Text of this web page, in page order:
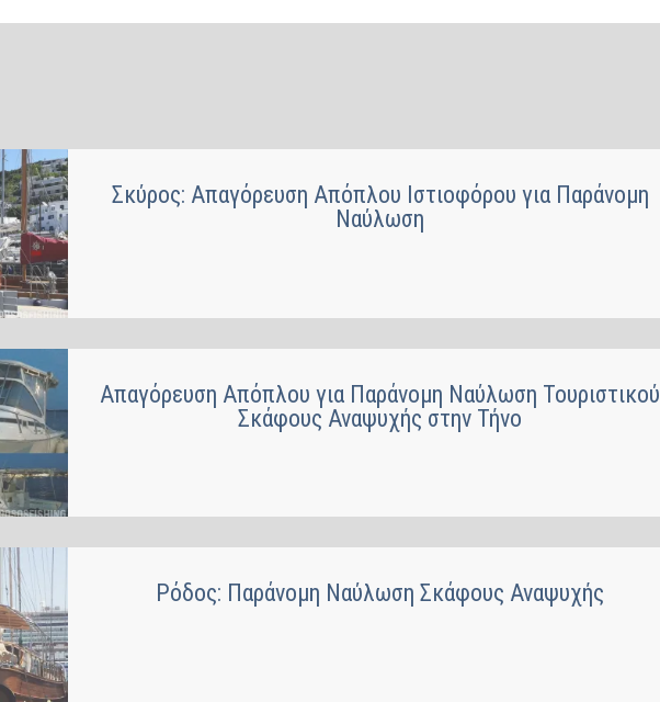
Σκύρος: Απαγόρευση Απόπλου Ιστιοφόρου για Παράνομη
Ναύλωση
Απαγόρευση Απόπλου για Παράνομη Ναύλωση Τουριστικού
Σκάφους Αναψυχής στην Τήνο
Ρόδος: Παράνομη Ναύλωση Σκάφους Αναψυχής